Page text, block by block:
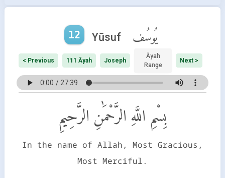
12 Yūsuf يُوسُف
< Previous 111 Āyah Joseph
Āyah
Range
Next >
بِسْمِ اللَّهِ الرَّحْمَٰنِ الرَّحِيمِ
In the name of Allah, Most Gracious,
Most Merciful.